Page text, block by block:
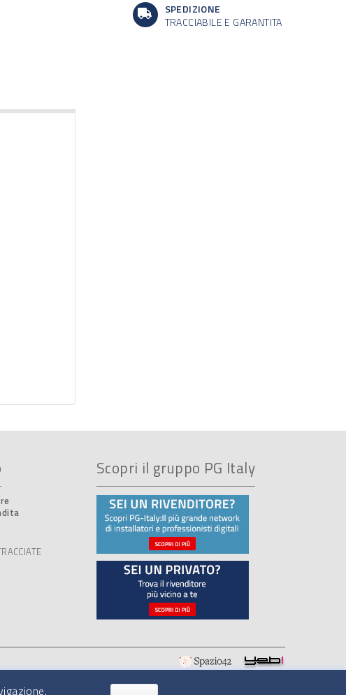
SPEDIZIONE
TRACCIABILE E GARANTITA
Scopri il gruppo PG Italy